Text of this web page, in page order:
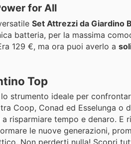
for All
Set Attrezzi da Giardino
batteria, per la massima
129 €, ma ora puoi averlo a
Top
strumento ideale per
Coop, Conad ed Esselunga o
risparmiare tempo e denaro. E
le nuove generazioni,
Non perderti nulla! Scopri